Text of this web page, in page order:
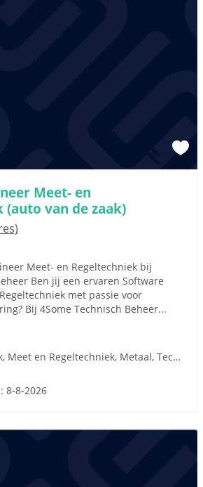
Meet- en
(auto van de zaak)
Meet- en Regeltechniek bij
Ben jij een ervaren Software
met passie voor
Bij 4Some Technisch Beheer...
Elektrotechniek, Meet en Regeltechniek, Metaal, Techniek
8-8-2026